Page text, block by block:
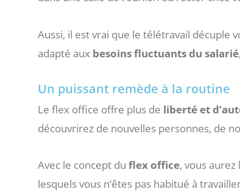
Aussi, il est vrai que le télétravail décuple
adapté aux besoinsfluctuantsdu salarié
Un puissant remède à la routine
Le flex office offre plus de libertéet
découvrirez de nouvelles personnes, de
Avec le concept du flexoffice, vous aurez
lesquels vous n’êtes pas habitué à